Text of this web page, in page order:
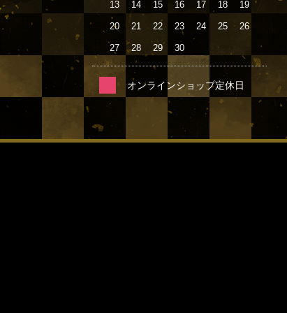
13 14 15 16 17 18 19
20 21 22 23 24 25 26
27 28 29 30
オンラインショップ定休日